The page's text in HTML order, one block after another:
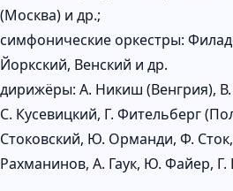
(Москва) и др.;
симфонические оркестры:
Йоркский, Венский и др.
дирижёры: А. Никиш (Венгрия),
С. Кусевицкий, Г. Фительберг
Стоковский, Ю. Орманди, Ф.
Рахманинов, А. Гаук, Ю. Файер,